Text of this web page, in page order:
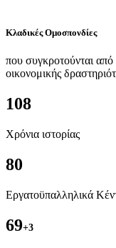
Κλαδικές Ομοσπονδίες
που συγκροτούνται
οικονομικής
108
Χρόνια ιστορίας
80
Εργατοϋπαλληλικά
69+3